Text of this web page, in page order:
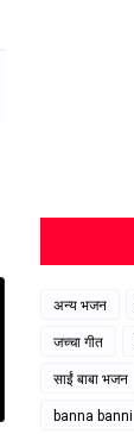
अन्य भजन
जच्चा गीत
साईं बाबा भजन
banna banni